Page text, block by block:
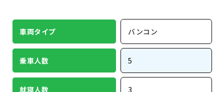
車両タイプ バンコン
乗車人数 5
就寝人数 3